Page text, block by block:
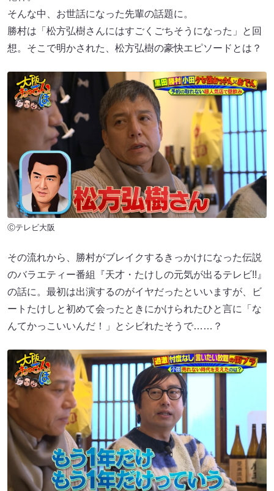
そんな中、お世話になった先輩の話題に。
勝村は「松方弘樹さんにはすごくごちそうになった」と回
想。そこで明かされた、松方弘樹の豪快エピソードとは？
Ⓒテレビ大阪
その流れから、勝村がブレイクするきっかけになった伝説
のバラエティー番組『天才・たけしの元気が出るテレビ!!』
の話に。最初は出演するのがイヤだったといいますが、ビ
ートたけしと初めて会ったときにかけられたひと言に「な
んてかっこいいんだ！」とシビれたそうで……？